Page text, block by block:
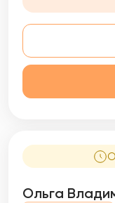
Ольга